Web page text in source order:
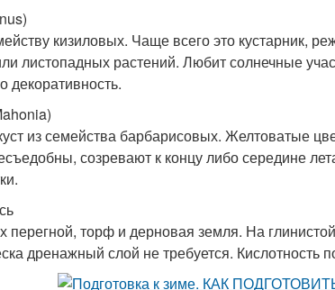
кизиловых. Чаще всего это кустарник,
листопадных растений. Любит солнечные
декоративность.
из семейства барбарисовых. Желтоватые
созревают к концу либо середине
перегной, торф и дерновая земля. На
дренажный слой не требуется. Кислотность